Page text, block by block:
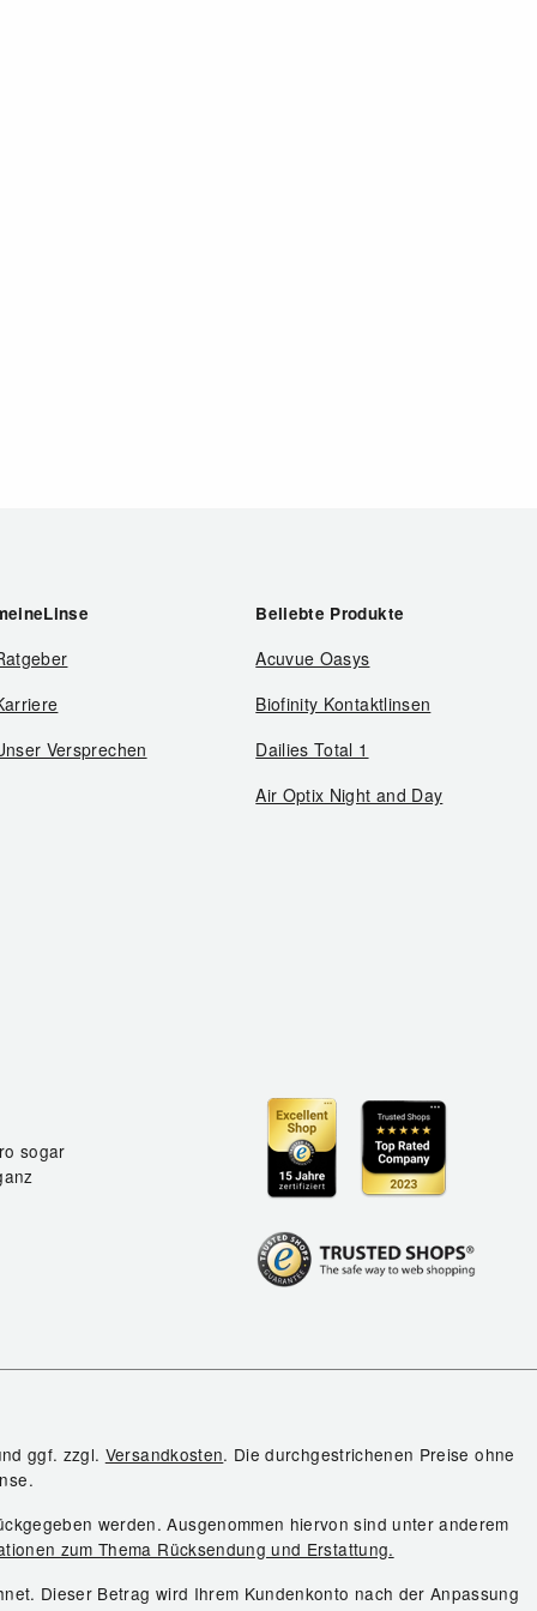
Versprechen
Beliebte Produkte
Acuvue Oasys
Biofinity Kontaktlinsen
Dailies Total 1
Air Optix Night and Day
sogar
ggf. zzgl. Versandkosten. Die durchgestrichenen Preise ohne
werden. Ausgenommen hiervon sind unter anderem
zum Thema Rücksendung und Erstattung.
Dieser Betrag wird Ihrem Kundenkonto nach der Anpassung